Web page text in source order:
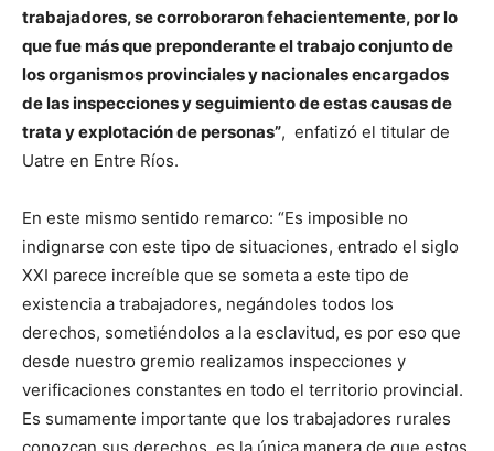
trabajadores, se corroboraron fehacientemente, por lo
que fue más que preponderante el trabajo conjunto de
los organismos provinciales y nacionales encargados
de las inspecciones y seguimiento de estas causas de
trata y explotación de personas”, enfatizó el titular de
Uatre en Entre Ríos.
En este mismo sentido remarco: “Es imposible no
indignarse con este tipo de situaciones, entrado el siglo
XXI parece increíble que se someta a este tipo de
existencia a trabajadores, negándoles todos los
derechos, sometiéndolos a la esclavitud, es por eso que
desde nuestro gremio realizamos inspecciones y
verificaciones constantes en todo el territorio provincial.
Es sumamente importante que los trabajadores rurales